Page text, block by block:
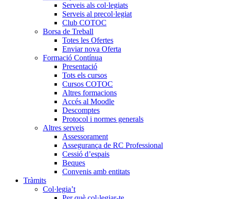
Serveis als col·legiats
Serveis al precol·legiat
Club COTOC
Borsa de Treball
Totes les Ofertes
Enviar nova Oferta
Formació Contínua
Presentació
Tots els cursos
Cursos COTOC
Altres formacions
Accés al Moodle
Descomptes
Protocol i normes generals
Altres serveis
Assessorament
Assegurança de RC Professional
Cessió d’espais
Beques
Convenis amb entitats
Tràmits
Col·legia’t